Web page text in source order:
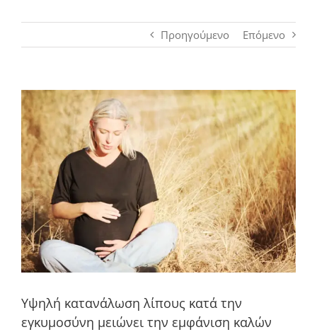
Προηγούμενο Επόμενο
Προβολή
μεγαλύτερης
εικόνας
Υψηλή κατανάλωση λίπους κατά την
εγκυμοσύνη μειώνει την εμφάνιση καλών